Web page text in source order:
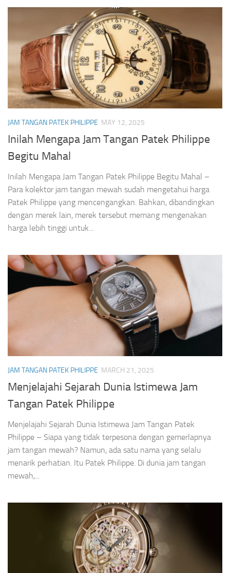
JAM TANGAN PATEK PHILIPPE MAY 12, 2025
Inilah Mengapa Jam Tangan Patek Philippe
Begitu Mahal
Inilah Mengapa Jam Tangan Patek Philippe Begitu Mahal –
Para kolektor jam tangan mewah sudah mengetahui harga
Patek Philippe yang mencengangkan. Bahkan, dibandingkan
dengan merek lain, merek tersebut memang mengenakan
harga lebih tinggi untuk...
JAM TANGAN PATEK PHILIPPE MARCH 21, 2025
Menjelajahi Sejarah Dunia Istimewa Jam
Tangan Patek Philippe
Menjelajahi Sejarah Dunia Istimewa Jam Tangan Patek
Philippe – Siapa yang tidak terpesona dengan gemerlapnya
jam tangan mewah? Namun, ada satu nama yang selalu
menarik perhatian. Itu Patek Philippe. Di dunia jam tangan
mewah,...